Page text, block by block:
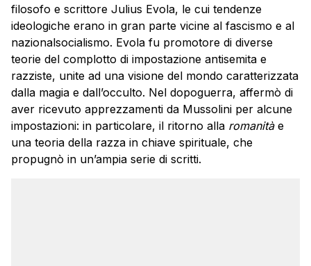
filosofo e scrittore Julius Evola, le cui tendenze
ideologiche erano in gran parte vicine al fascismo e al
nazionalsocialismo. Evola fu promotore di diverse
teorie del complotto di impostazione antisemita e
razziste, unite ad una visione del mondo caratterizzata
dalla magia e dall’occulto. Nel dopoguerra, affermò di
aver ricevuto apprezzamenti da Mussolini per alcune
impostazioni: in particolare, il ritorno alla romanitàe
una teoria della razza in chiave spirituale, che
propugnò in un’ampia serie di scritti.